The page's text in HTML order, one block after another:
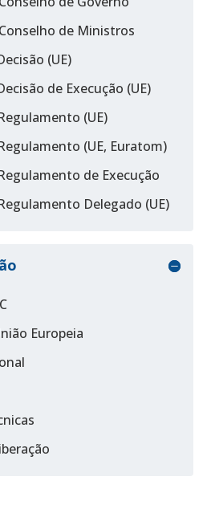
de Ministros
(UE)
de Execução (UE)
(UE)
(UE, Euratom)
de Execução
Delegado (UE)
Europeia